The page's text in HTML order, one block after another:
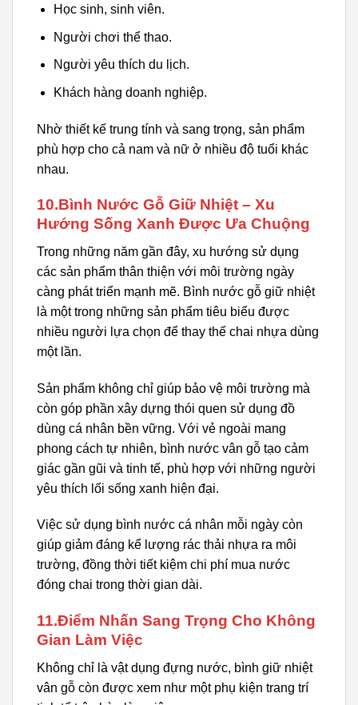
Học sinh, sinh viên.
Người chơi thể thao.
Người yêu thích du lịch.
Khách hàng doanh nghiệp.
Nhờ thiết kế trung tính và sang trọng, sản phẩm
phù hợp cho cả nam và nữ ở nhiều độ tuổi khác
nhau.
10.Bình Nước Gỗ Giữ Nhiệt – Xu
Hướng Sống Xanh Được Ưa Chuộng
Trong những năm gần đây, xu hướng sử dụng
các sản phẩm thân thiện với môi trường ngày
càng phát triển mạnh mẽ. Bình nước gỗ giữ nhiệt
là một trong những sản phẩm tiêu biểu được
nhiều người lựa chọn để thay thế chai nhựa dùng
một lần.
Sản phẩm không chỉ giúp bảo vệ môi trường mà
còn góp phần xây dựng thói quen sử dụng đồ
dùng cá nhân bền vững. Với vẻ ngoài mang
phong cách tự nhiên, bình nước vân gỗ tạo cảm
giác gần gũi và tinh tế, phù hợp với những người
yêu thích lối sống xanh hiện đại.
Việc sử dụng bình nước cá nhân mỗi ngày còn
giúp giảm đáng kể lượng rác thải nhựa ra môi
trường, đồng thời tiết kiệm chi phí mua nước
đóng chai trong thời gian dài.
11.Điểm Nhấn Sang Trọng Cho Không
Gian Làm Việc
Không chỉ là vật dụng đựng nước, bình giữ nhiệt
vân gỗ còn được xem như một phụ kiện trang trí